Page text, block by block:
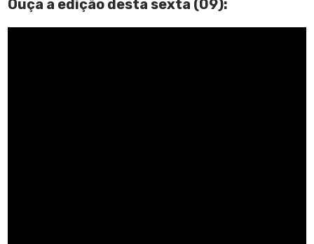
Ouça a edição desta sexta (09):